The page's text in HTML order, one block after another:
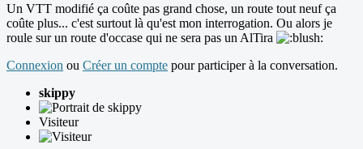
Un VTT modifié ça coûte pas grand chose, un route tout neuf ça
coûte plus... c'est surtout là qu'est mon interrogation. Ou alors je
roule sur un route d'occase qui ne sera pas un AlTira
Connexion ou Créer un compte pour participer à la conversation.
skippy
Visiteur